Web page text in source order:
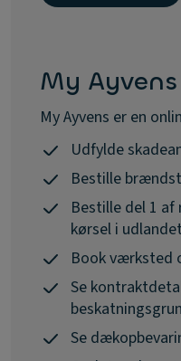
My
My Ayvens er en
Udfylde
Bestille
Bestille del 1
kørsel i udlandet
Book værksted
Se
Se